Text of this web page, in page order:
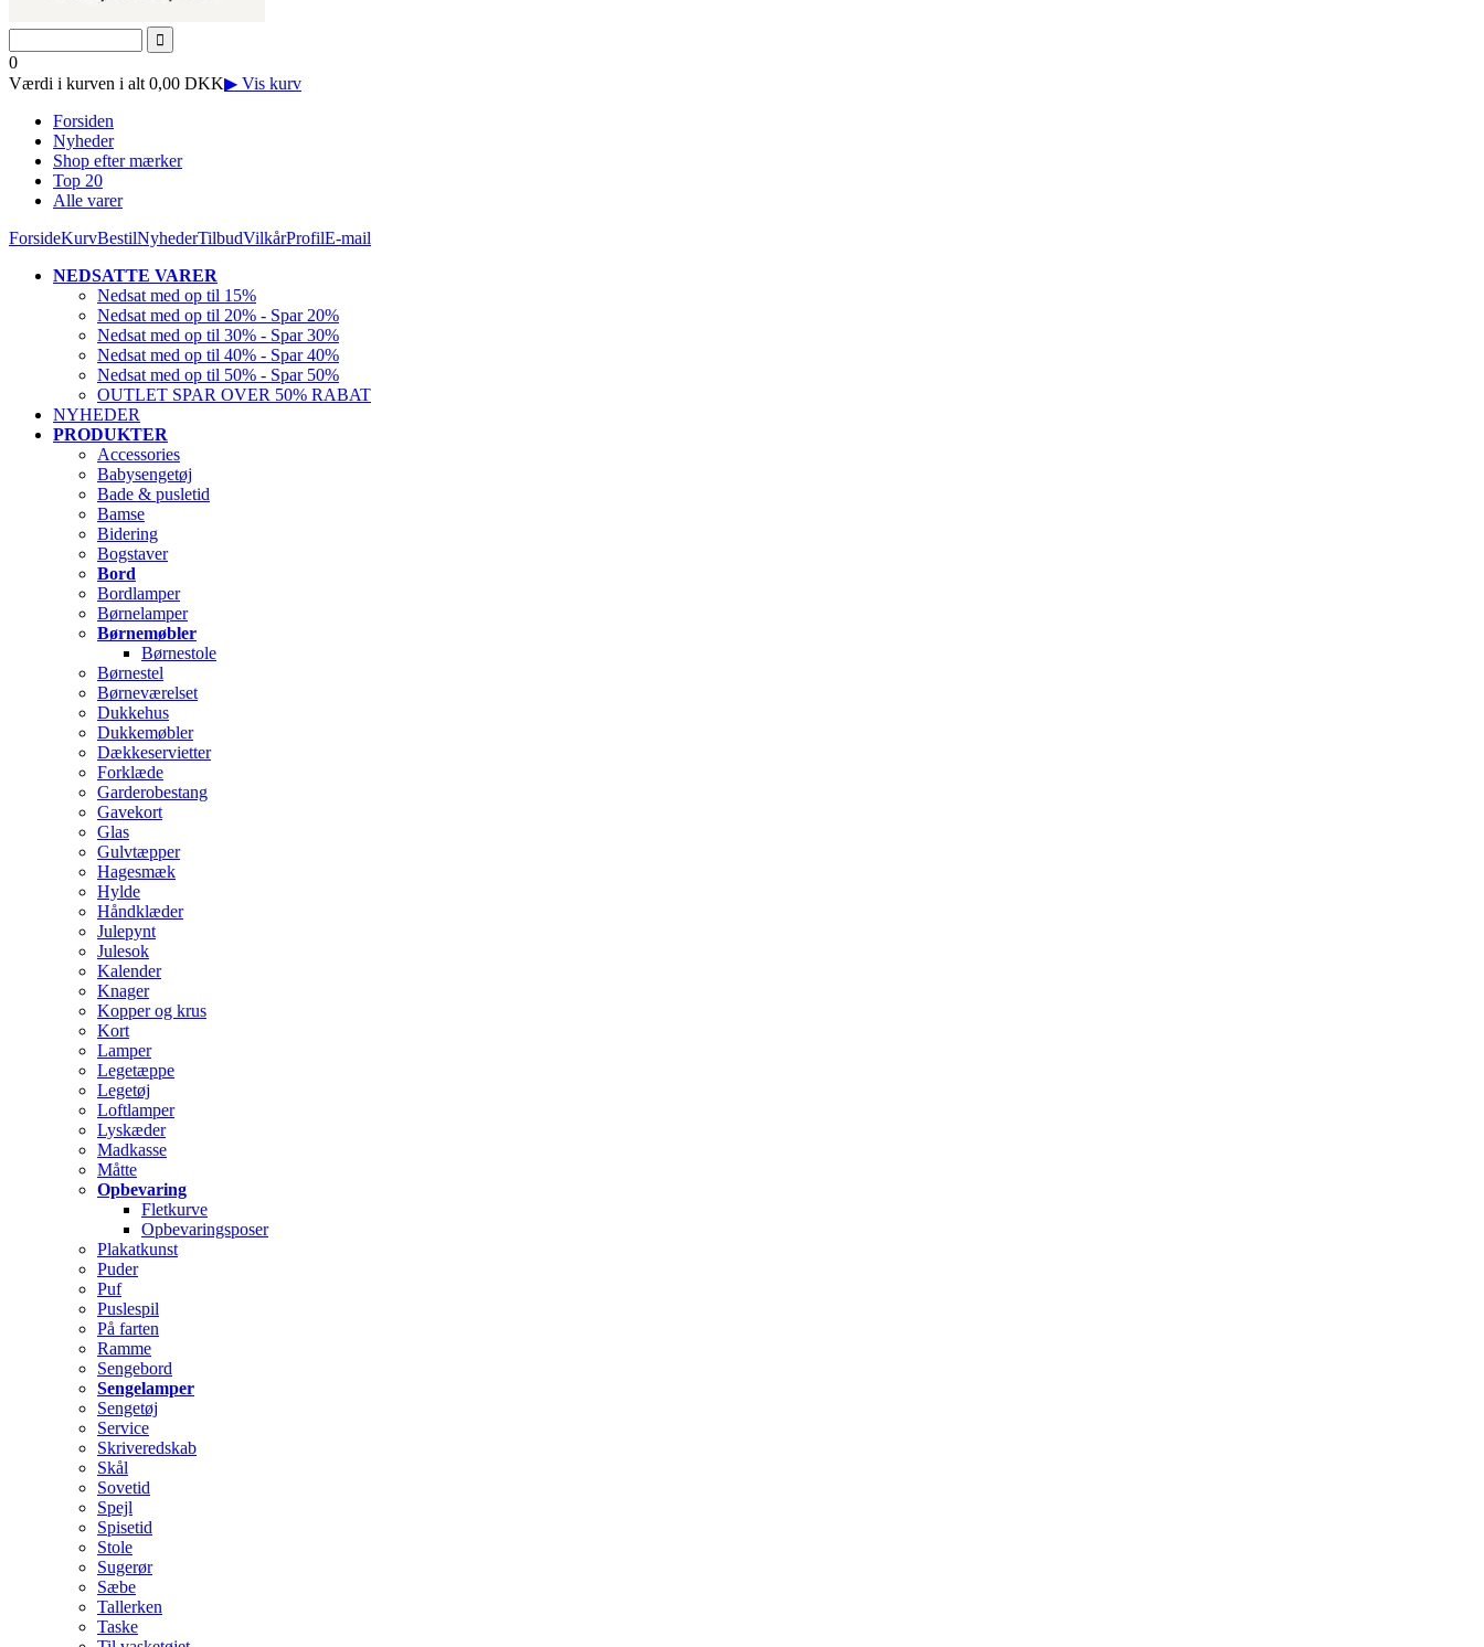
0
Værdi i kurven i alt 0,00 DKK▶ Vis kurv
Forsiden
Nyheder
Shop efter mærker
Top 20
Alle varer
ForsideKurvBestilNyhederTilbudVilkårProfilE-mail
NEDSATTE VARER
Nedsat med op til 15%
Nedsat med op til 20% - Spar 20%
Nedsat med op til 30% - Spar 30%
Nedsat med op til 40% - Spar 40%
Nedsat med op til 50% - Spar 50%
OUTLET SPAR OVER 50% RABAT
NYHEDER
PRODUKTER
Accessories
Babysengetøj
Bade & pusletid
Bamse
Bidering
Bogstaver
Bord
Bordlamper
Børnelamper
Børnemøbler
Børnestole
Børnestel
Børneværelset
Dukkehus
Dukkemøbler
Dækkeservietter
Forklæde
Garderobestang
Gavekort
Glas
Gulvtæpper
Hagesmæk
Hylde
Håndklæder
Julepynt
Julesok
Kalender
Knager
Kopper og krus
Kort
Lamper
Legetæppe
Legetøj
Loftlamper
Lyskæder
Madkasse
Måtte
Opbevaring
Fletkurve
Opbevaringsposer
Plakatkunst
Puder
Puf
Puslespil
På farten
Ramme
Sengebord
Sengelamper
Sengetøj
Service
Skriveredskab
Skål
Sovetid
Spejl
Spisetid
Stole
Sugerør
Sæbe
Tallerken
Taske